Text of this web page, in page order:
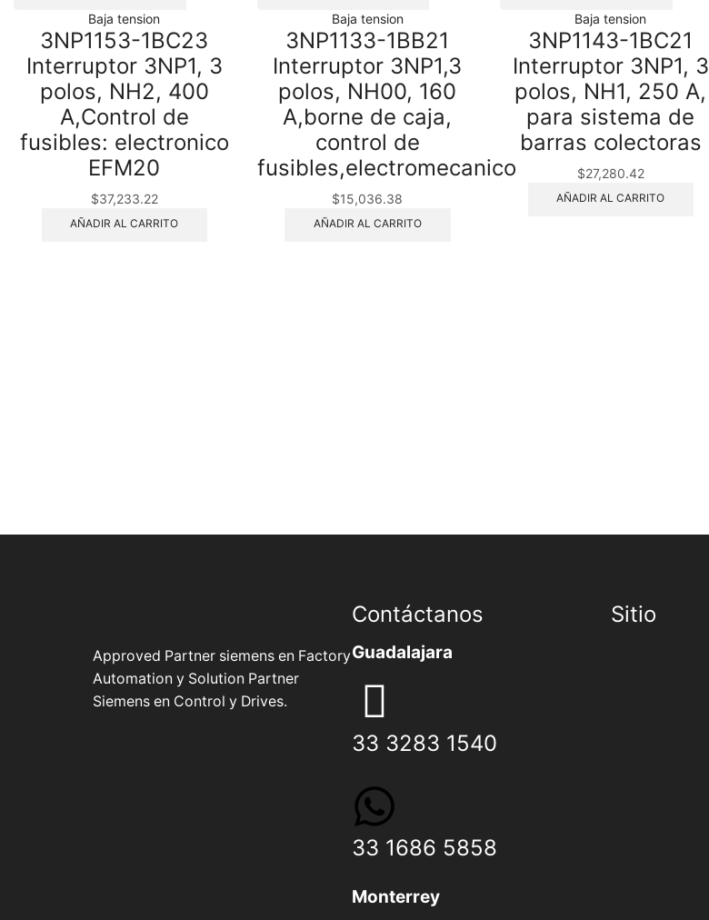
Baja tension
3NP1153-1BC23
Interruptor 3NP1, 3
polos, NH2, 400
A,Control de
fusibles: electronico
EFM20
$37,233.22
AÑADIR AL CARRITO
Baja tension
3NP1133-1BB21
Interruptor 3NP1,3
polos, NH00, 160
A,borne de caja,
control de
fusibles,electromecanico
$15,036.38
AÑADIR AL CARRITO
Baja tension
3NP1143-1BC21
Interruptor 3NP1, 3
polos, NH1, 250 A,
para sistema de
barras colectoras
$27,280.42
AÑADIR AL CARRITO
Approved Partner siemens en Factory
Automation y Solution Partner
Siemens en Control y Drives.
Contáctanos
Guadalajara
33 3283 1540
33 1686 5858
Monterrey
Sitio